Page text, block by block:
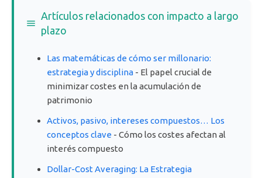
Artículos relacionados con impacto a largo
plazo
Las matemáticas de cómo ser millonario:
estrategia y disciplina - El papel crucial de
minimizar costes en la acumulación de
patrimonio
Activos, pasivo, intereses compuestos… Los
conceptos clave - Cómo los costes afectan al
interés compuesto
Dollar-Cost Averaging: La Estrategia